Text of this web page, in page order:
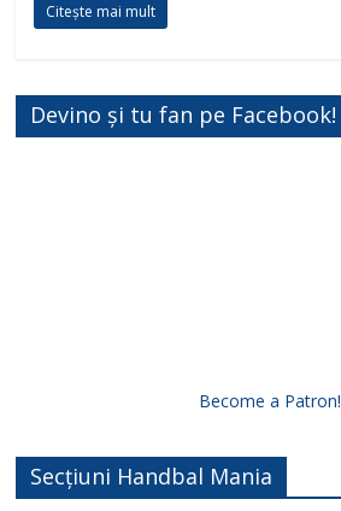
Citește mai mult
Devino și tu fan pe Facebook!
Become a Patron!
Secțiuni Handbal Mania